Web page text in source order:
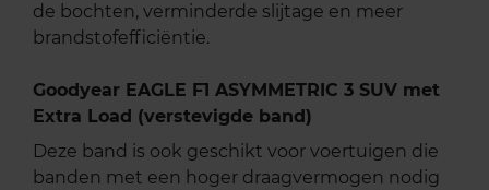
de bochten, verminderde slijtage en meer
brandstofefficiëntie.
Goodyear EAGLE F1 ASYMMETRIC 3 SUV met
Extra Load (verstevigde band)
Deze band is ook geschikt voor voertuigen die
banden met een hoger draagvermogen nodig